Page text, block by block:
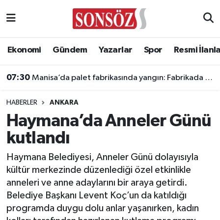
Ekonomi Gündem Yazarlar Spor Resmi
07:30 Manisa’da palet fabrikasında yangın: Fabrikada hasar oluştu
HABERLER ANKARA
Haymana’da Anneler Günü
kutlandı
Haymana Belediyesi, Anneler Günü dolayısıyla
kültür merkezinde düzenlediği özel etkinlikle
anneleri ve anne adaylarını bir araya getirdi.
Belediye Başkanı Levent Koç’un da katıldığı
programda duygu dolu anlar yaşanırken, kadın
Asayiş
Çevre
Diğer
Dünya
Eğitim
Ankara Nöbetçi Eczaneler
Ankara Trafik Yoğunluk Haritası
Süper Lig Puan Durumu ve Fikstür
Tüm Manşetler
Son Dakika Haberleri
Haber Arşivi